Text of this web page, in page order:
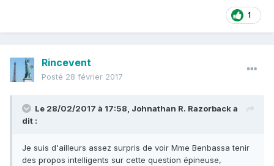
1
Rincevent
Posté 28 février 2017
Le 28/02/2017 à 17:58, Johnathan R. Razorbacka
dit :
Je suis d'ailleurs assez surpris de voir Mme Benbassa tenir
des propos intelligents sur cette question épineuse,